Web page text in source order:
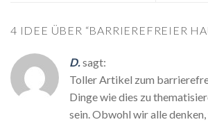
4 IDEE ÜBER “BARRIEREFREIER
D.sagt:
Toller Artikel zum
Dinge wie dies zu
sein. Obwohl wir alle